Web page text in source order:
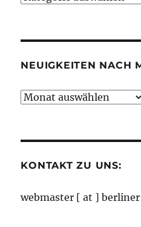
NEUIGKEITEN NACH
Neuigkeiten
KONTAKT ZU UNS:
webmaster [ at ]